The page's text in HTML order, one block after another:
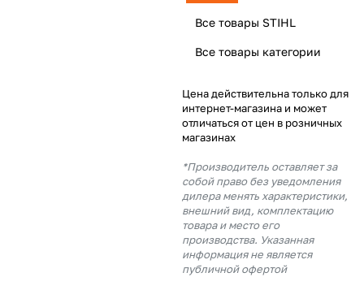
Все товары STIHL
Все товары категории
Цена действительна только для
интернет-магазина и может
отличаться от цен в розничных
магазинах
*Производитель оставляет за
собой право без уведомления
дилера менять характеристики,
внешний вид, комплектацию
товара и место его
производства. Указанная
информация не является
публичной офертой
% будут
с вашей карты